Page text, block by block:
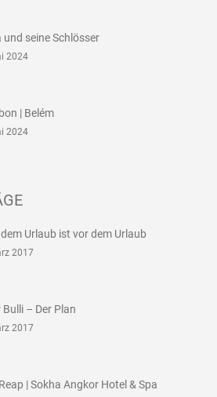
und seine Schlösser
2024
| Belém
2024
Urlaub ist vor dem Urlaub
2017
Bulli – Der Plan
2017
| Sokha Angkor Hotel & Spa